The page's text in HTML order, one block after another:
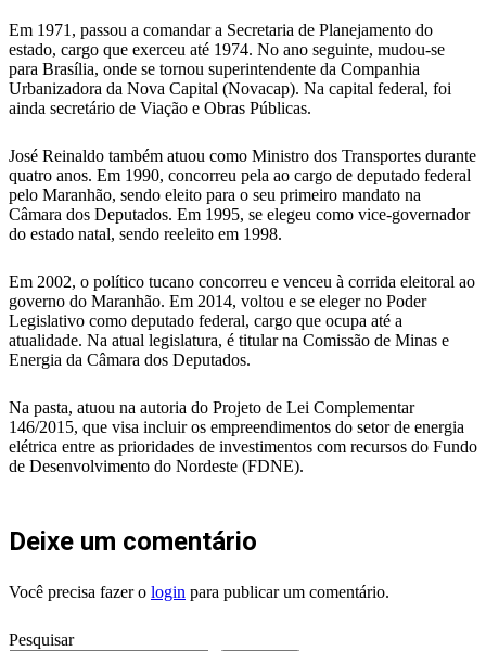
Em 1971, passou a comandar a Secretaria de Planejamento do
estado, cargo que exerceu até 1974. No ano seguinte, mudou-se
para Brasília, onde se tornou superintendente da Companhia
Urbanizadora da Nova Capital (Novacap). Na capital federal, foi
ainda secretário de Viação e Obras Públicas.
José Reinaldo também atuou como Ministro dos Transportes durante
quatro anos. Em 1990, concorreu pela ao cargo de deputado federal
pelo Maranhão, sendo eleito para o seu primeiro mandato na
Câmara dos Deputados. Em 1995, se elegeu como vice-governador
do estado natal, sendo reeleito em 1998.
Em 2002, o político tucano concorreu e venceu à corrida eleitoral ao
governo do Maranhão. Em 2014, voltou e se eleger no Poder
Legislativo como deputado federal, cargo que ocupa até a
atualidade. Na atual legislatura, é titular na Comissão de Minas e
Energia da Câmara dos Deputados.
Na pasta, atuou na autoria do Projeto de Lei Complementar
146/2015, que visa incluir os empreendimentos do setor de energia
elétrica entre as prioridades de investimentos com recursos do Fundo
de Desenvolvimento do Nordeste (FDNE).
Deixe um comentário
Você precisa fazer o login para publicar um comentário.
Pesquisar